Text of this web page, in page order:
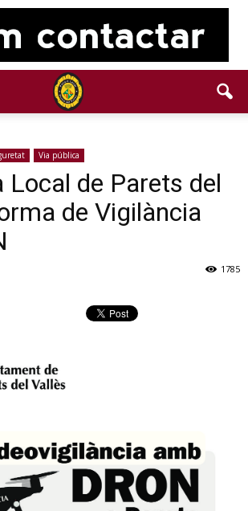
Via pública
Local de Parets del
de Vigilància
1785